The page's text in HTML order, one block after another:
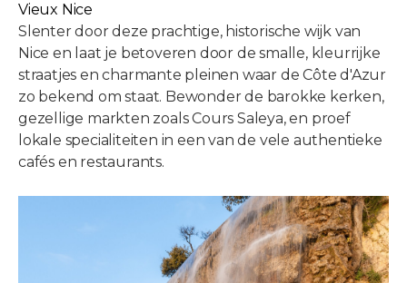
Vieux Nice
Slenter door deze prachtige, historische wijk van
Nice en laat je betoveren door de smalle, kleurrijke
straatjes en charmante pleinen waar de Côte d'Azur
zo bekend om staat. Bewonder de barokke kerken,
gezellige markten zoals Cours Saleya, en proef
lokale specialiteiten in een van de vele authentieke
cafés en restaurants.